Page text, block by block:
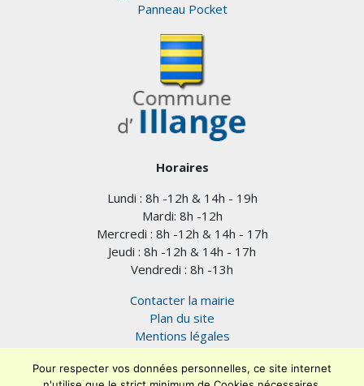
Panneau Pocket
Horaires
Lundi : 8h -12h & 14h - 19h
Mardi: 8h -12h
Mercredi : 8h -12h & 14h - 17h
Jeudi : 8h -12h & 14h - 17h
Vendredi : 8h -13h
Contacter la mairie
Plan du site
Mentions légales
Accessibilité (en cours)
Pour respecter vos données personnelles, ce site internet